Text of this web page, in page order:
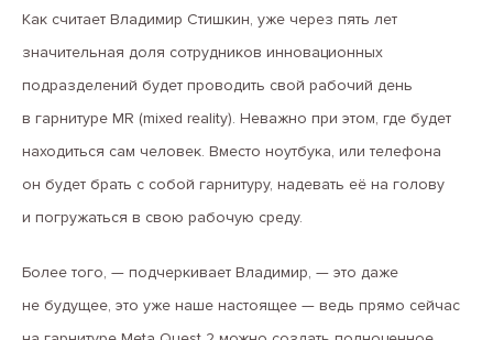
Как считает Владимир Стишкин, уже через пять лет
значительная доля сотрудников инновационных
подразделений будет проводить свой рабочий день
в гарнитуре MR (mixed reality). Неважно при этом, где будет
находиться сам человек. Вместо ноутбука, или телефона
он будет брать с собой гарнитуру, надевать её на голову
и погружаться в свою рабочую среду.
Более того, — подчеркивает Владимир, — это даже
не будущее, это уже наше настоящее — ведь прямо сейчас